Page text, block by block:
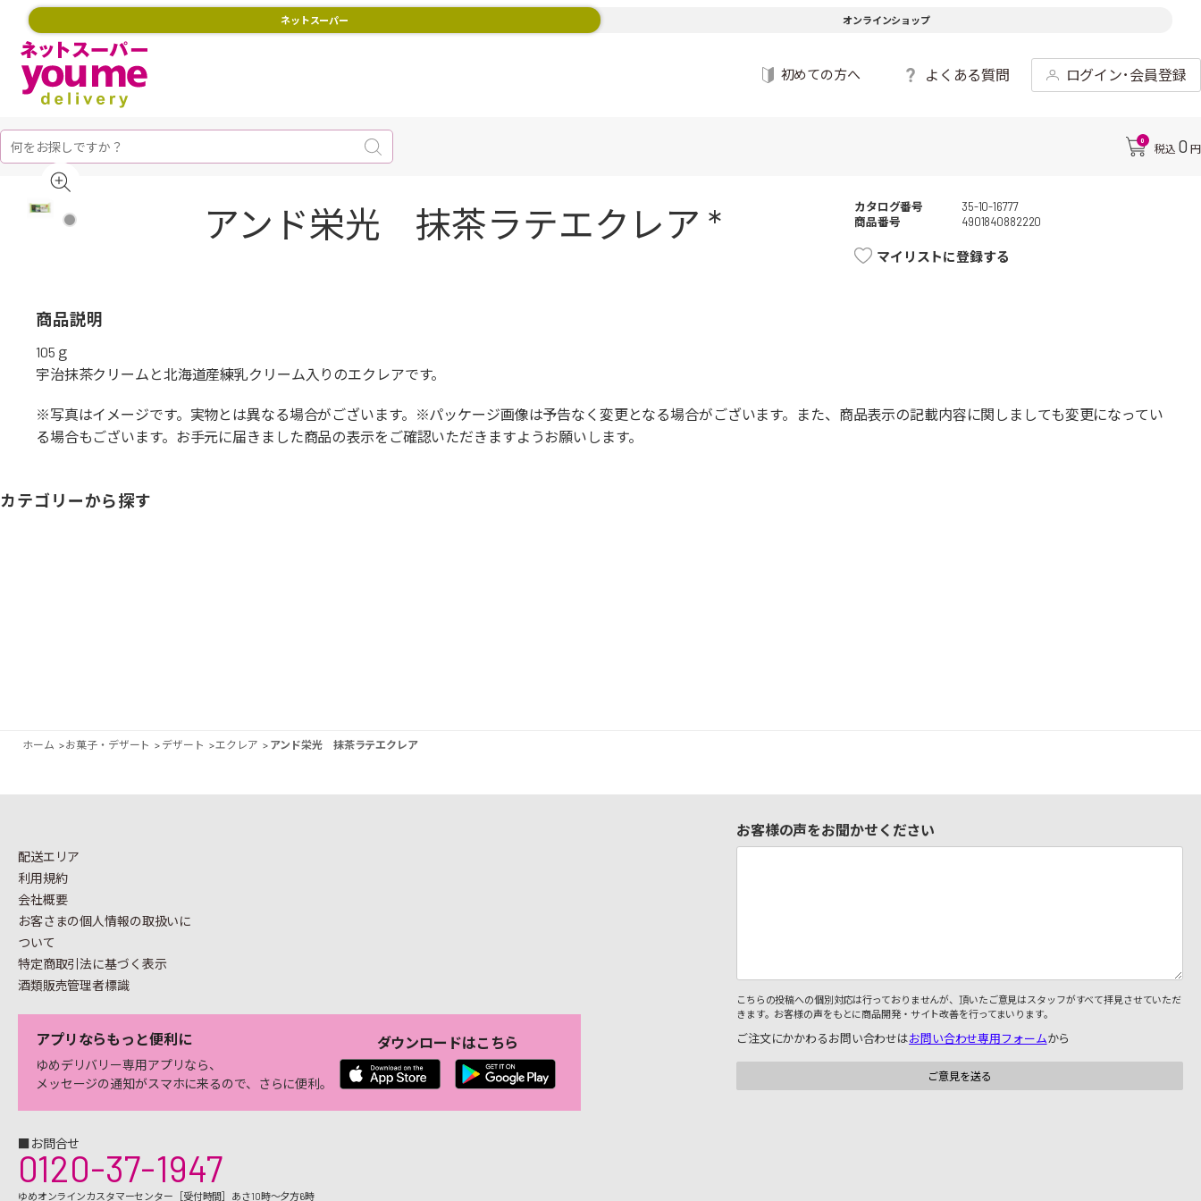
ネットスーパー オンラインショップ
初めての方へ よくある質問 ログイン･会員登録
0
税込 0 円
アンド栄光 抹茶ラテエクレア * カタログ番号
35-10-16777
商品番号
4901840882220
マイリストに登録する
商品説明
105ｇ
宇治抹茶クリームと北海道産練乳クリーム入りのエクレアです。
※写真はイメージです。実物とは異なる場合がございます。※パッケージ画像は予告なく変更となる場合がございます。また、商品表示の記載内容に関しましても変更になってい
る場合もございます。お手元に届きました商品の表示をご確認いただきますようお願いします。
カテゴリーから探す
ホーム >お菓子・デザート > デザート >エクレア > アンド栄光 抹茶ラテエクレア
配送エリア
利用規約
会社概要
お客さまの個人情報の取扱いに
ついて
特定商取引法に基づく表示
酒類販売管理者標識
アプリならもっと便利に
ゆめデリバリー専用アプリなら、
メッセージの通知がスマホに来るので、さらに便利。
ダウンロードはこちら
■お問合せ
0120-37-1947
ゆめオンラインカスタマーセンター［受付時間］あさ10時～夕方6時
お客様の声をお聞かせください
こちらの投稿への個別対応は行っておりませんが、頂いたご意見はスタッフがすべて拝見させていただ
きます。お客様の声をもとに商品開発・サイト改善を行ってまいります。
ご注文にかかわるお問い合わせはお問い合わせ専用フォームから